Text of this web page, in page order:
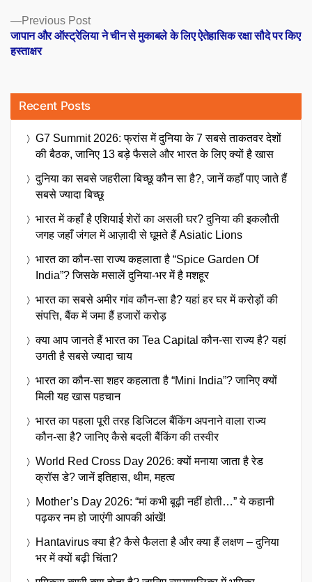
Previous PostPrevious
post:
जापान और ऑस्ट्रेलिया ने चीन से मुकाबले के लिए ऐतेहासिक रक्षा सौदे पर किए
हस्ताक्षर
Recent Posts
G7 Summit 2026: फ्रांस में दुनिया के 7 सबसे ताकतवर देशों
की बैठक, जानिए 13 बड़े फैसले और भारत के लिए क्यों है खास
दुनिया का सबसे जहरीला बिच्छू कौन सा है?, जानें कहाँ पाए जाते हैं
सबसे ज्यादा बिच्छू
भारत में कहाँ है एशियाई शेरों का असली घर? दुनिया की इकलौती
जगह जहाँ जंगल में आज़ादी से घूमते हैं Asiatic Lions
भारत का कौन-सा राज्य कहलाता है “Spice Garden Of
India”? जिसके मसालें दुनिया-भर में है मशहूर
भारत का सबसे अमीर गांव कौन-सा है? यहां हर घर में करोड़ों की
संपत्ति, बैंक में जमा हैं हजारों करोड़
क्या आप जानते हैं भारत का Tea Capital कौन-सा राज्य है? यहां
उगती है सबसे ज्यादा चाय
भारत का कौन-सा शहर कहलाता है “Mini India”? जानिए क्यों
मिली यह खास पहचान
भारत का पहला पूरी तरह डिजिटल बैंकिंग अपनाने वाला राज्य
कौन-सा है? जानिए कैसे बदली बैंकिंग की तस्वीर
World Red Cross Day 2026: क्यों मनाया जाता है रेड
क्रॉस डे? जानें इतिहास, थीम, महत्व
Mother’s Day 2026: “मां कभी बूढ़ी नहीं होती…” ये कहानी
पढ़कर नम हो जाएंगी आपकी आंखें!
Hantavirus क्या है? कैसे फैलता है और क्या हैं लक्षण – दुनिया
भर में क्यों बढ़ी चिंता?